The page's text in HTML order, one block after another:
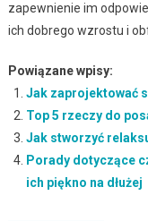
zapewnienie im
ich dobrego wzrostu i
Powiązane wpisy:
Jak zaprojektować
Top 5 rzeczy do
Jak stworzyć
Porady dotyczące
ich piękno na dłużej